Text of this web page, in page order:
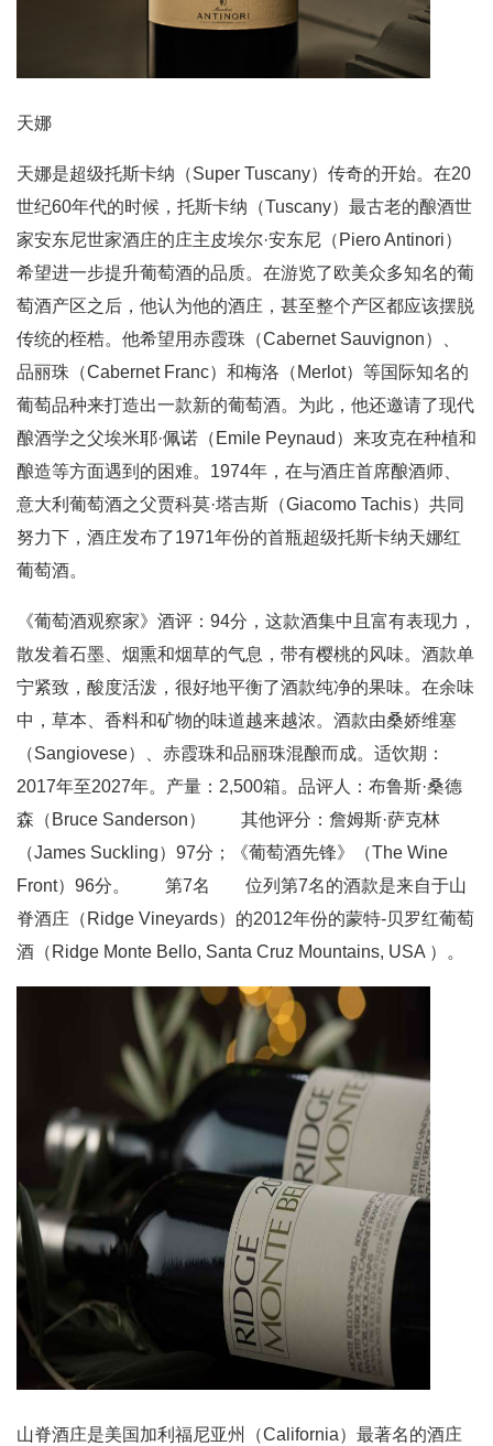
天娜
天娜是超级托斯卡纳（Super Tuscany）传奇的开始。在20
世纪60年代的时候，托斯卡纳（Tuscany）最古老的酿酒世
家安东尼世家酒庄的庄主皮埃尔·安东尼（Piero Antinori）
希望进一步提升葡萄酒的品质。在游览了欧美众多知名的葡
萄酒产区之后，他认为他的酒庄，甚至整个产区都应该摆脱
传统的桎梏。他希望用赤霞珠（Cabernet Sauvignon）、
品丽珠（Cabernet Franc）和梅洛（Merlot）等国际知名的
葡萄品种来打造出一款新的葡萄酒。为此，他还邀请了现代
酿酒学之父埃米耶·佩诺（Emile Peynaud）来攻克在种植和
酿造等方面遇到的困难。1974年，在与酒庄首席酿酒师、
意大利葡萄酒之父贾科莫·塔吉斯（Giacomo Tachis）共同
努力下，酒庄发布了1971年份的首瓶超级托斯卡纳天娜红
葡萄酒。
《葡萄酒观察家》酒评：94分，这款酒集中且富有表现力，
散发着石墨、烟熏和烟草的气息，带有樱桃的风味。酒款单
宁紧致，酸度活泼，很好地平衡了酒款纯净的果味。在余味
中，草本、香料和矿物的味道越来越浓。酒款由桑娇维塞
（Sangiovese）、赤霞珠和品丽珠混酿而成。适饮期：
2017年至2027年。产量：2,500箱。品评人：布鲁斯·桑德
森（Bruce Sanderson） 其他评分：詹姆斯·萨克林
（James Suckling）97分；《葡萄酒先锋》（The Wine
Front）96分。 第7名 位列第7名的酒款是来自于山
脊酒庄（Ridge Vineyards）的2012年份的蒙特-贝罗红葡萄
酒（Ridge Monte Bello, Santa Cruz Mountains, USA ）。
山脊酒庄是美国加利福尼亚州（California）最著名的酒庄